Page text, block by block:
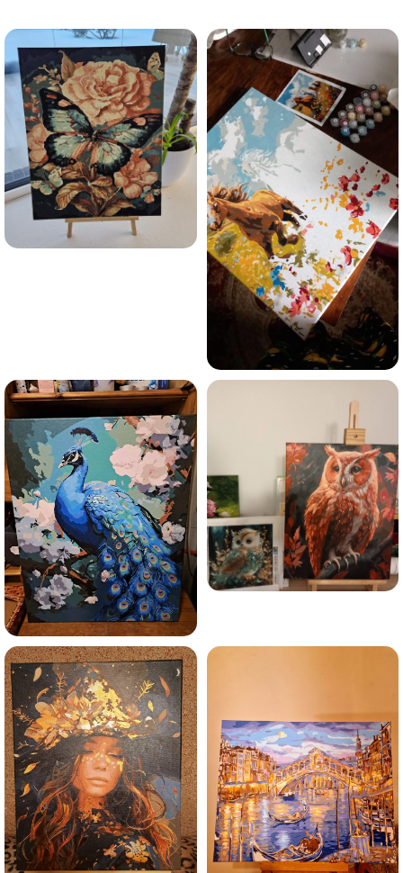
Esmu iepazinies ar GleznoPats.lv privātuma politiku un
piekrītu tai
GleznoPats.lvPrivātuma politika
SAŅEMT -10%